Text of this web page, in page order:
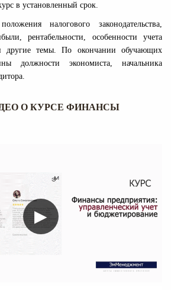
в установленный срок.
налогового законодательства,
рентабельности, особенности учета
другие темы. По окончании обучающих
должности экономиста, начальника
О КУРСЕ ФИНАНСЫ
▶